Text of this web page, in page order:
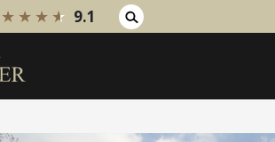
Huuraanbod
9.1